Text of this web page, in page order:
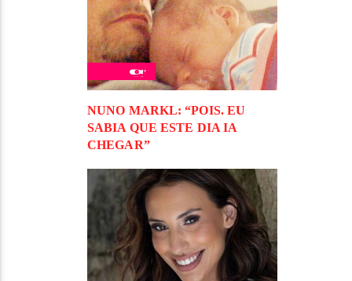
NUNO MARKL: “POIS. EU
SABIA QUE ESTE DIA IA
CHEGAR”